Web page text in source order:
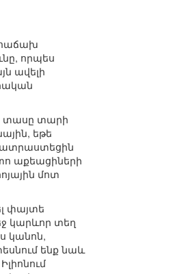
որպես
ավելի
տասը տարի
եթե
աքեացիների
մոտ
փայտե
կարևոր տեղ
կանոն,
ենք նաև